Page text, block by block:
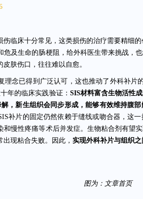
伤临床十分常见，这类损伤的治疗需要精细
及生命的肠梗阻，给外科医生带来挑战，
肤伤口，往往难以自愈。
理念已得到广泛认可，这也推动了外科补片
年的临床实践验证： SIS材料富含生物活性
，新生组织会同步形成，能够有效维持腹
补片的固定仍然依赖于缝线或吻合器，这
慢性疼痛等术后并发症。生物粘合剂有望
现粘合失败。因此， 实现外科补片与组织之
图为：文章首页